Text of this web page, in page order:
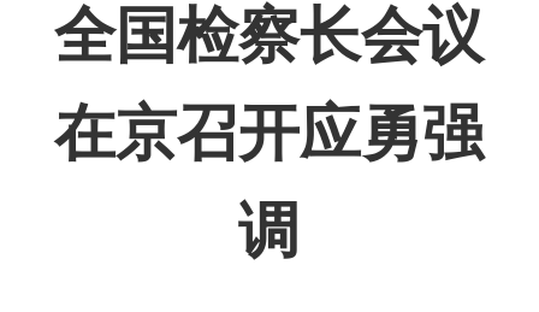
全国检察长会议
在京召开应勇强
调